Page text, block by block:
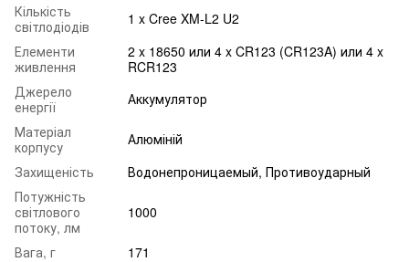
Кількість
світлодіодів
1 x Cree XM-L2 U2
Елементи
живлення
2 x 18650 или 4 x CR123 (CR123A) или 4 x
RCR123
Джерело
енергії
Аккумулятор
Матеріал
корпусу
Алюміній
Захищеність
Водонепроницаемый, Противоударный
Потужність
світлового
потоку, лм
1000
Вага, г
171